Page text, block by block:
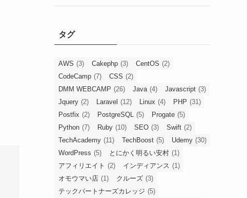
タグ
AWS (3) Cakephp (3) CentOS (2)
CodeCamp (7) CSS (2)
DMM WEBCAMP (26) Java (4) Javascript (3)
Jquery (2) Laravel (12) Linux (4) PHP (31)
Postfix (2) PostgreSQL (5) Progate (5)
Python (7) Ruby (10) SEO (3) Swift (2)
TechAcademy (11) TechBoost (5) Udemy (30)
WordPress (5) とにかく明るい安村 (1)
アフィリエイト (2) インディアンス (1)
オモウマい店 (1) クルーズ (3)
テックパートナーズカレッジ (5)